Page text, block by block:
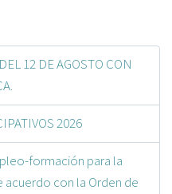
12 DE AGOSTO CON
2026
formación para la
con la Orden de